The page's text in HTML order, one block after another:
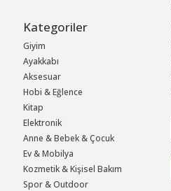
Kategoriler
Giyim
Ayakkabı
Aksesuar
Hobi & Eğlence
Kitap
Elektronik
Anne & Bebek & Çocuk
Ev & Mobilya
Kozmetik & Kişisel Bakım
Spor & Outdoor